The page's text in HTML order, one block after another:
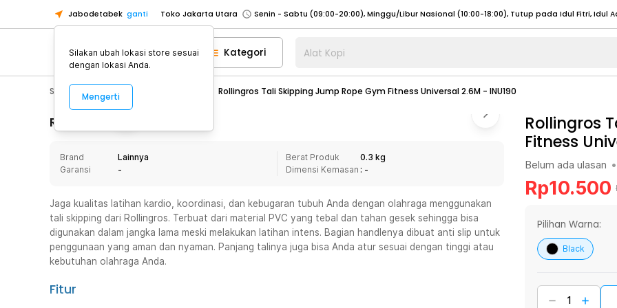
Jabodetabek ganti Toko Jakarta Utara
Toko Tangerang
Toko Cikupa
Pick n Go Jakarta Barat
Senin - Jumat (07:00 - 20:00), Sabtu - Minggu (08:00 - 20:00), Tutup pada Idul Fitri
Pick n Go Bekasi
Senin - Jumat (08:00 - 20:00), Sabtu - Minggu/ Libur Nasional (08:00 - 17:00)
Senin - Jumat (08:00 - 20:00), Sabtu - Minggu/ Libur Nasional (08:00 - 17:00) Selengkapnya
Senin - Sabtu (09:00-20:00), Minggu/Libur Nasional (12:00-20:00), Tutup pada Idul Fitri
Senin - Sabtu (09:00-20:00), Minggu/Libur Nasional (12:00-20:00), Tutup pada Idul Fitri
Toko Tangerang
Toko Cikupa
Pick n Go Jakarta Barat
Senin - Jumat (07:00 - 20:00), Sabtu - Minggu (08:00 - 20:00), Tutup pada Idul Fitri
Pick n Go Bekasi
Selengkapnya
Kategori Alat Kopi
Sport & Outdoor Rollingros Tali Skipping Jump Rope Gym Fitness Universal 2.6M - INU190
Rincian Produk
Brand
Lainnya
Garansi
-
Berat Produk
0.3 kg
Dimensi Kemasan : -
Jaga kualitas latihan kardio, koordinasi, dan kebugaran tubuh Anda dengan olahraga menggunakan
tali skipping dari Rollingros. Terbuat dari material PVC yang tebal dan tahan gesek sehingga bisa
digunakan dalam jangka lama meski melakukan latihan intens. Bagian handlenya dibuat anti slip untuk
penggunaan yang aman dan nyaman. Panjang talinya juga bisa Anda atur sesuai dengan tinggi atau
kebutuhan olahraga Anda.
Fitur
Rollingros
Fitness
Belum ada ulasan •
Rp10.500
Pilihan Warna:
Black
Silakan ubah lokasi store sesuai
dengan lokasi Anda.
Mengerti